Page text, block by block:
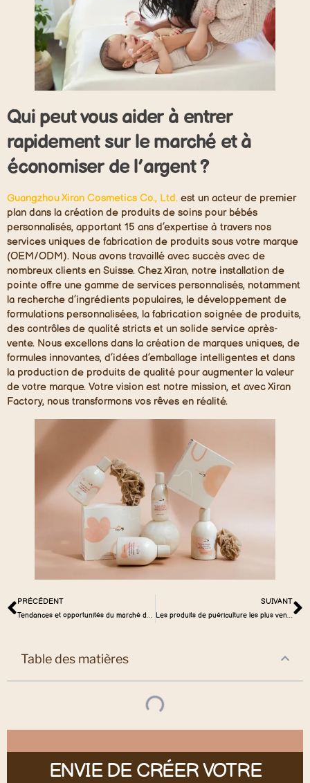
Qui peut vous aider à entrer
rapidement sur le marché et à
économiser de l’argent ?
Guangzhou Xiran Cosmetics Co., Ltd. est un acteur de premier
plan dans la création de produits de soins pour bébés
personnalisés, apportant 15 ans d’expertise à travers nos
services uniques de fabrication de produits sous votre marque
(OEM/ODM). Nous avons travaillé avec succès avec de
nombreux clients en Suisse. Chez Xiran, notre installation de
pointe offre une gamme de services personnalisés, notamment
la recherche d’ingrédients populaires, le développement de
formulations personnalisées, la fabrication soignée de produits,
des contrôles de qualité stricts et un solide service après-
vente. Nous excellons dans la création de marques uniques, de
formules innovantes, d’idées d’emballage intelligentes et dans
la production de produits de qualité pour augmenter la valeur
de votre marque. Votre vision est notre mission, et avec Xiran
Factory, nous transformons vos rêves en réalité.
PRÉCÉDENT
Tendances et opportunités du marché des shampooings pour bébés
SUIVANT
Les produits de puériculture les plus vendus sur le marché australien
Table des matières
ENVIE DE CRÉER VOTRE